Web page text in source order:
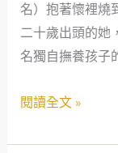
的
溫
柔
遇
名）抱著懷裡燒
二十歲出頭的她
名獨自撫養孩子
位
年
輕
察
閱讀全文 »